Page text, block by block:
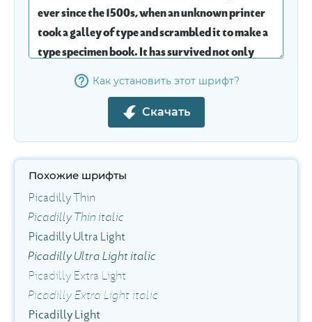
Как установить этот шрифт?
Скачать
Похожие шрифты
Picadilly Thin
Picadilly Thin italic
Picadilly Ultra Light
Picadilly Ultra Light italic
Picadilly Extra Light
Picadilly Extra Light italic
Picadilly Light